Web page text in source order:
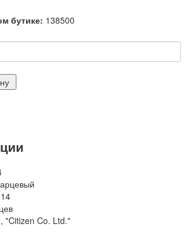
бутике: 138500
14
"Citizen Co. Ltd."